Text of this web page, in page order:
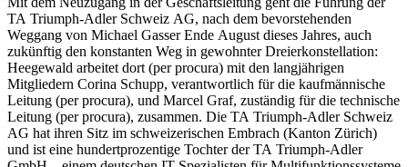
TA Triumph-Adler Schweiz AG, nach dem bevorstehenden
Weggang von Michael Gasser Ende August dieses Jahres, auch
zukünftig den konstanten Weg in gewohnter Dreierkonstellation:
Heegewald arbeitet dort (per procura) mit den langjährigen
Mitgliedern Corina Schupp, verantwortlich für die kaufmännische
Leitung (per procura), und Marcel Graf, zuständig für die technische
Leitung (per procura), zusammen. Die TA Triumph-Adler Schweiz
AG hat ihren Sitz im schweizerischen Embrach (Kanton Zürich)
und ist eine hundertprozentige Tochter der TA Triumph-Adler